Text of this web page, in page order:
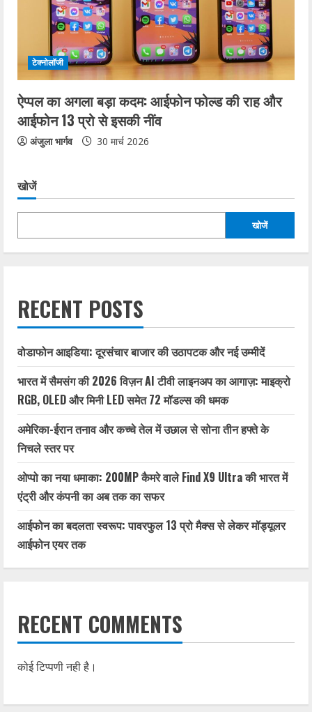
टेक्नोलॉजी
ऐप्पल का अगला बड़ा कदम: आईफोन फोल्ड की राह और
आईफोन 13 प्रो से इसकी नींव
अंजुला भार्गव 30 मार्च 2026
खोजें
खोजें
RECENT POSTS
वोडाफोन आइडिया: दूरसंचार बाजार की उठापटक और नई उम्मीदें
भारत में सैमसंग की 2026 विज़न AI टीवी लाइनअप का आगाज़: माइक्रो
RGB, OLED और मिनी LED समेत 72 मॉडल्स की धमक
अमेरिका-ईरान तनाव और कच्चे तेल में उछाल से सोना तीन हफ्ते के
निचले स्तर पर
ओप्पो का नया धमाका: 200MP कैमरे वाले Find X9 Ultra की भारत में
एंट्री और कंपनी का अब तक का सफर
आईफोन का बदलता स्वरूप: पावरफुल 13 प्रो मैक्स से लेकर मॉड्यूलर
आईफोन एयर तक
RECENT COMMENTS
कोई टिप्पणी नही है।